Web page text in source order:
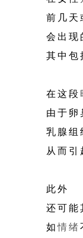
前几天
会出现
其中包
在这段
由于卵
乳腺组
从而引
此外
还可能
如情绪